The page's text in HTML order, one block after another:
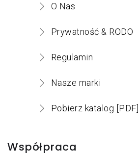
O Nas
Prywatność & RODO
Regulamin
Nasze marki
Pobierz katalog [PDF]
Współpraca